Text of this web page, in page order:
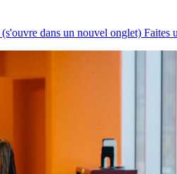
(s'ouvre dans un nouvel onglet) Faites